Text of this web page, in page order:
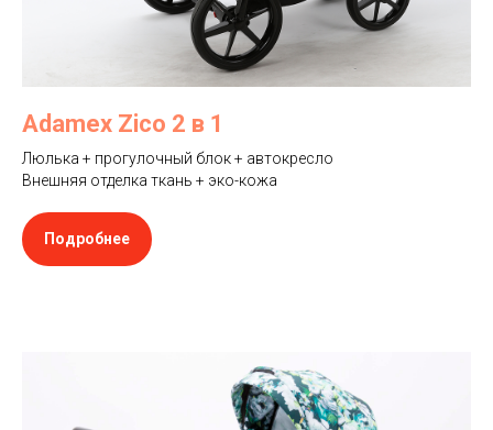
Adamex Zico 2 в 1
Люлька + прогулочный блок + автокресло
Внешняя отделка ткань + эко-кожа
Подробнее